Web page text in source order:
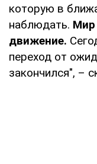
которую в
наблюдать. Мир
движение.
переход от
закончился", –